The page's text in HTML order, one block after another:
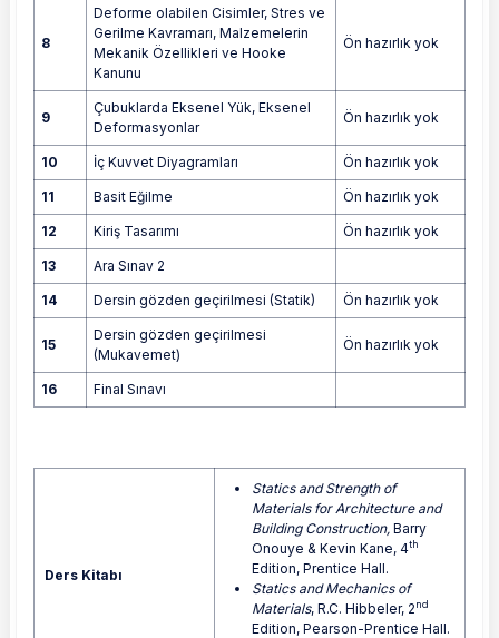
8
Deforme olabilen Cisimler, Stres ve
Gerilme Kavramarı, Malzemelerin
Mekanik Özellikleri ve Hooke
Kanunu
Ön hazırlık yok
9
Çubuklarda Eksenel Yük, Eksenel
Deformasyonlar
Ön hazırlık yok
10 İç Kuvvet Diyagramları Ön hazırlık yok
11 Basit Eğilme Ön hazırlık yok
12 Kiriş Tasarımı Ön hazırlık yok
13 Ara Sınav 2
14 Dersin gözden geçirilmesi (Statik) Ön hazırlık yok
15
Dersin gözden geçirilmesi
(Mukavemet)
Ön hazırlık yok
16 Final Sınavı
Ders Kitabı
Statics and Strength of
Materials for Architecture and
Building Construction, Barry
Onouye & Kevin Kane, 4th
Edition, Prentice Hall.
Statics and Mechanics of
Materials, R.C. Hibbeler, 2nd
Edition, Pearson-Prentice Hall.